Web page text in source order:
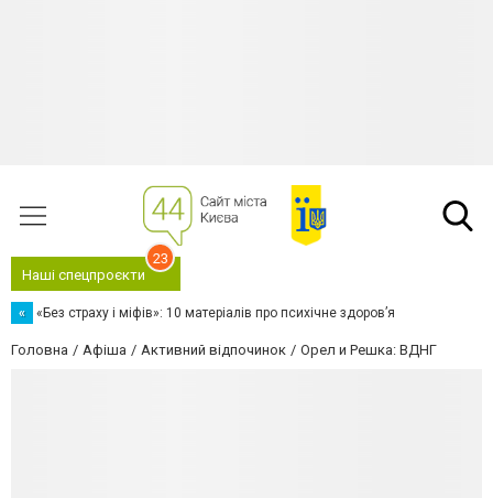
Наші спецпроєкти
23
« «Без страху і міфів»: 10 матеріалів про психічне здоров’я
Головна Афіша Активний відпочинок Орел и Решка: ВДНГ